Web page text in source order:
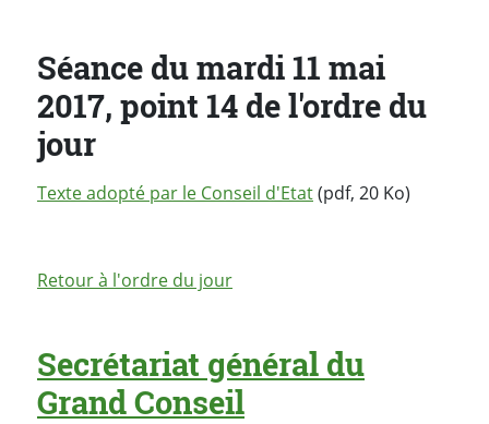
Séance du mardi 11 mai
2017, point 14 de l'ordre du
jour
Texte adopté par le Conseil d'Etat(pdf, 20 Ko)
Retour à l'ordre du jour
Secrétariat général du
Grand Conseil